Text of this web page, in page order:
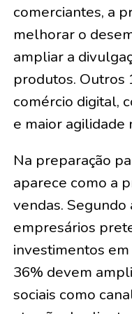
comerciantes, a
melhorar o
ampliar a
produtos. Outros
comércio digital,
e maior agilidade
Na preparação
aparece como a
vendas. Segundo
empresários
investimentos
36% devem
sociais como